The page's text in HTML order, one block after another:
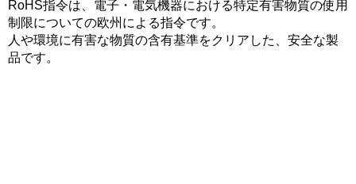
RoHS指令は、電子・電気機器における特定有害物質の使用
制限についての欧州による指令です。
人や環境に有害な物質の含有基準をクリアした、安全な製
品です。